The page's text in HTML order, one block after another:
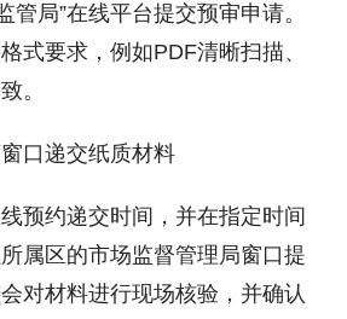
管局”在线平台提交预审申请。
式要求，例如PDF清晰扫描、
。
口递交纸质材料
预约递交时间，并在指定时间
属区的市场监督管理局窗口提
对材料进行现场核验，并确认